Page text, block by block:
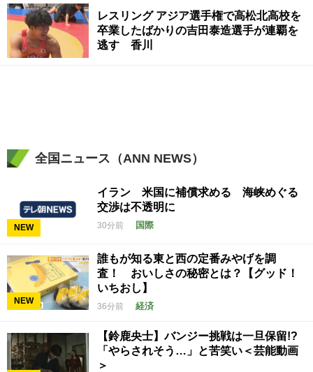
レスリング アジア選手権で高松北高校を
卒業したばかりの吉田泰造選手が連覇を
逃す 香川
全国ニュース（ANN NEWS）
NEW
イラン 米国に補償求める 海峡めぐる
交渉は不透明に
30分前 国際
NEW
誰もが知る東と西の定番みやげを調
査！ おいしさの秘密とは？【グッド！
いちおし】
36分前 経済
【鈴鹿央士】バンジー挑戦は一旦保留!?
「やらされそう…」と苦笑い＜芸能動画
＞